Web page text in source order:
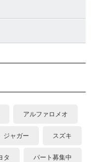
アルファロメオ
ジャガー スズキ
タ パート募集中